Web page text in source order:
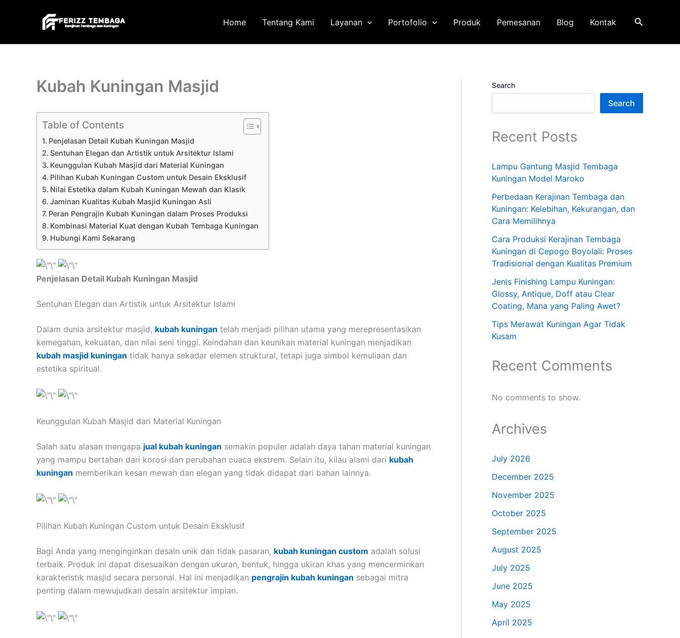
Home Tentang Kami Layanan Portofolio Produk Pemesanan Blog Kontak Search
Kubah Kuningan Masjid
Table of Contents
Penjelasan Detail Kubah Kuningan Masjid
Sentuhan Elegan dan Artistik untuk Arsitektur Islami
Keunggulan Kubah Masjid dari Material Kuningan
Pilihan Kubah Kuningan Custom untuk Desain Eksklusif
Nilai Estetika dalam Kubah Kuningan Mewah dan Klasik
Jaminan Kualitas Kubah Masjid Kuningan Asli
Peran Pengrajin Kubah Kuningan dalam Proses Produksi
Kombinasi Material Kuat dengan Kubah Tembaga Kuningan
Hubungi Kami Sekarang
Penjelasan Detail Kubah Kuningan Masjid
Sentuhan Elegan dan Artistik untuk Arsitektur Islami
Dalam dunia arsitektur masjid, kubah kuningan telah menjadi pilihan utama yang merepresentasikan
kemegahan, kekuatan, dan nilai seni tinggi. Keindahan dan keunikan material kuningan menjadikan
kubah masjid kuningan tidak hanya sekadar elemen struktural, tetapi juga simbol kemuliaan dan
estetika spiritual.
Keunggulan Kubah Masjid dari Material Kuningan
Salah satu alasan mengapa jual kubah kuningan semakin populer adalah daya tahan material kuningan
yang mampu bertahan dari korosi dan perubahan cuaca ekstrem. Selain itu, kilau alami dari kubah
kuningan memberikan kesan mewah dan elegan yang tidak didapat dari bahan lainnya.
Pilihan Kubah Kuningan Custom untuk Desain Eksklusif
Bagi Anda yang menginginkan desain unik dan tidak pasaran, kubah kuningan custom adalah solusi
terbaik. Produk ini dapat disesuaikan dengan ukuran, bentuk, hingga ukiran khas yang mencerminkan
karakteristik masjid secara personal. Hal ini menjadikan pengrajin kubah kuningan sebagai mitra
penting dalam mewujudkan desain arsitektur impian.
Search
Search
Recent Posts
Lampu Gantung Masjid Tembaga
Kuningan Model Maroko
Perbedaan Kerajinan Tembaga dan
Kuningan: Kelebihan, Kekurangan, dan
Cara Memilihnya
Cara Produksi Kerajinan Tembaga
Kuningan di Cepogo Boyolali: Proses
Tradisional dengan Kualitas Premium
Jenis Finishing Lampu Kuningan:
Glossy, Antique, Doff atau Clear
Coating, Mana yang Paling Awet?
Tips Merawat Kuningan Agar Tidak
Kusam
Recent Comments
No comments to show.
Archives
July 2026
December 2025
November 2025
October 2025
September 2025
August 2025
July 2025
June 2025
May 2025
April 2025